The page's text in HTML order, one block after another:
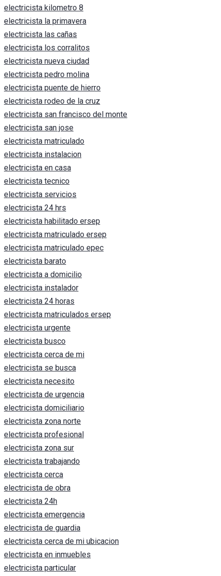
electricista kilometro 8
electricista la primavera
electricista las cañas
electricista los corralitos
electricista nueva ciudad
electricista pedro molina
electricista puente de hierro
electricista rodeo de la cruz
electricista san francisco del monte
electricista san jose
electricista matriculado
electricista instalacion
electricista en casa
electricista tecnico
electricista servicios
electricista 24 hrs
electricista habilitado ersep
electricista matriculado ersep
electricista matriculado epec
electricista barato
electricista a domicilio
electricista instalador
electricista 24 horas
electricista matriculados ersep
electricista urgente
electricista busco
electricista cerca de mi
electricista se busca
electricista necesito
electricista de urgencia
electricista domiciliario
electricista zona norte
electricista profesional
electricista zona sur
electricista trabajando
electricista cerca
electricista de obra
electricista 24h
electricista emergencia
electricista de guardia
electricista cerca de mi ubicacion
electricista en inmuebles
electricista particular